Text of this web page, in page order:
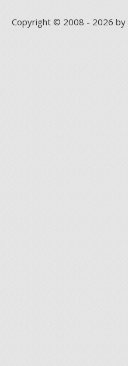
Copyright © 2008 - 2026 by